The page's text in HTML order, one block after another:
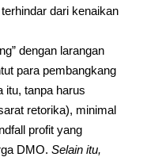
dari kenaikan
dengan larangan
para pembangkang
itu, tanpa harus
retorika), minimal
profit yang
DMO. Selain itu,